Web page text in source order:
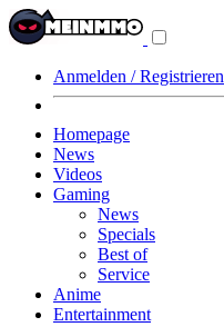
Anmelden / Registrieren
Homepage
News
Videos
Gaming
News
Specials
Best of
Service
Anime
Entertainment